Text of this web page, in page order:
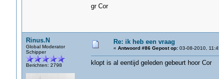
gr Cor
Rinus.N
Global Moderator
Schipper
Berichten: 2798
Re: ik heb een vraag
« Antwoord #86 Gepost op:03-08-2010,
klopt is al eentijd geleden gebeurt hoor Cor